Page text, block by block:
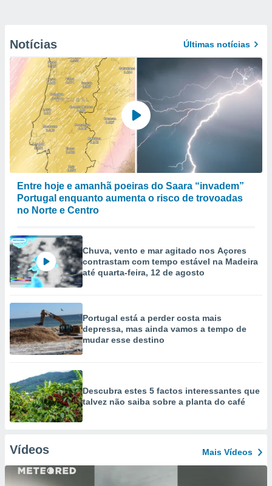
Notícias Últimas notícias
Entre hoje e amanhã poeiras do Saara “invadem”
Portugal enquanto aumenta o risco de trovoadas
no Norte e Centro
Chuva, vento e mar agitado nos Açores
contrastam com tempo estável na Madeira
até quarta-feira, 12 de agosto
Portugal está a perder costa mais
depressa, mas ainda vamos a tempo de
mudar esse destino
Descubra estes 5 factos interessantes que
talvez não saiba sobre a planta do café
Vídeos Mais Vídeos